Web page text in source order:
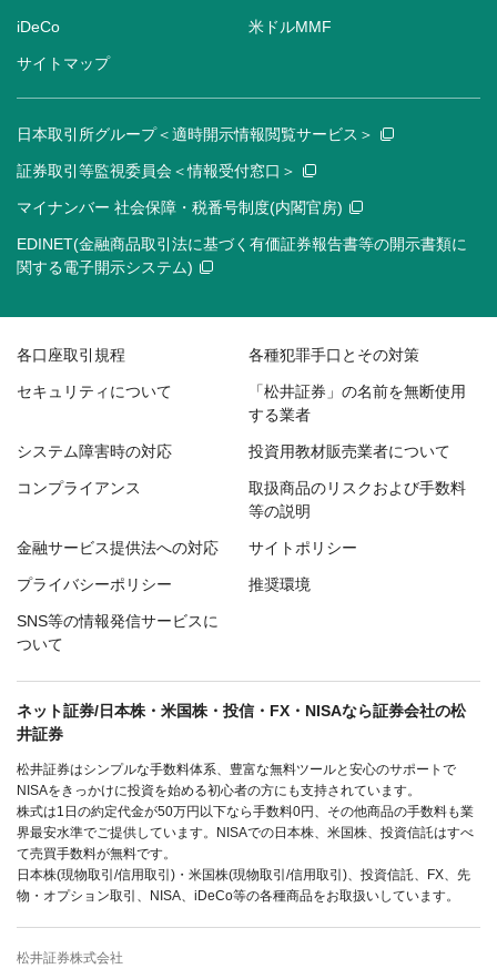
iDeCo 米ドルMMF
サイトマップ
日本取引所グループ＜適時開示情報閲覧サービス＞
証券取引等監視委員会＜情報受付窓口＞
マイナンバー 社会保障・税番号制度(内閣官房)
EDINET(金融商品取引法に基づく有価証券報告書等の開示書類に
関する電子開示システム)
各口座取引規程 各種犯罪手口とその対策
セキュリティについて
「松井証券」の名前を無断使用
する業者
システム障害時の対応 投資用教材販売業者について
コンプライアンス
取扱商品のリスクおよび手数料
等の説明
金融サービス提供法への対応 サイトポリシー
プライバシーポリシー 推奨環境
SNS等の情報発信サービスに
ついて
ネット証券/日本株・米国株・投信・FX・NISAなら証券会社の松
井証券
松井証券はシンプルな手数料体系、豊富な無料ツールと安心のサポートで
NISAをきっかけに投資を始める初心者の方にも支持されています。
株式は1日の約定代金が50万円以下なら手数料0円、その他商品の手数料も業
界最安水準でご提供しています。NISAでの日本株、米国株、投資信託はすべ
て売買手数料が無料です。
日本株(現物取引/信用取引)・米国株(現物取引/信用取引)、投資信託、FX、先
物・オプション取引、NISA、iDeCo等の各種商品をお取扱いしています。
松井証券株式会社